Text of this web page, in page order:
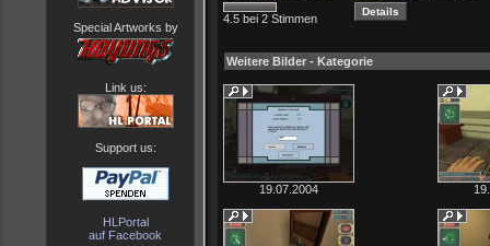
Special Artworks by
Link us:
Support us:
HLPortal
auf Facebook
4.5 bei 2 Stimmen
Weitere Bilder - Kategorie
19.07.2004